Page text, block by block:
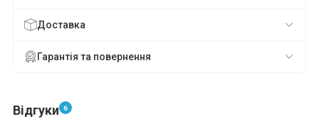
Доставка
Гарантія та повернення
Відгуки 6